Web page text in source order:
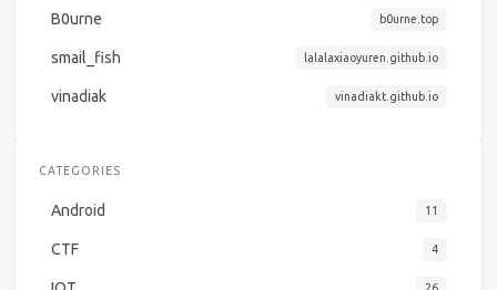
B0urne b0urne.top
smail_fish lalalaxiaoyuren.github.io
vinadiak vinadiakt.github.io
CATEGORIES
Android 11
CTF 4